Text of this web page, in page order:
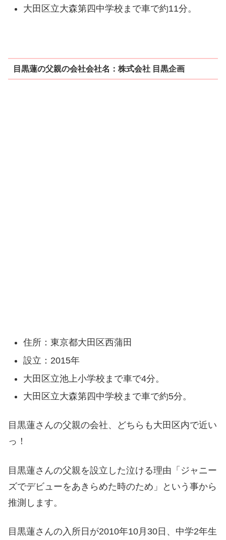
大田区立大森第四中学校まで車で約11分。
目黒蓮の父親の会社会社名：株式会社 目黒企画
住所：東京都大田区西蒲田
設立：2015年
大田区立池上小学校まで車で4分。
大田区立大森第四中学校まで車で約5分。
目黒蓮さんの父親の会社、どちらも大田区内で近い
っ！
目黒蓮さんの父親を設立した泣ける理由「ジャニー
ズでデビューをあきらめた時のため」という事から
推測します。
目黒蓮さんの入所日が2010年10月30日、中学2年生